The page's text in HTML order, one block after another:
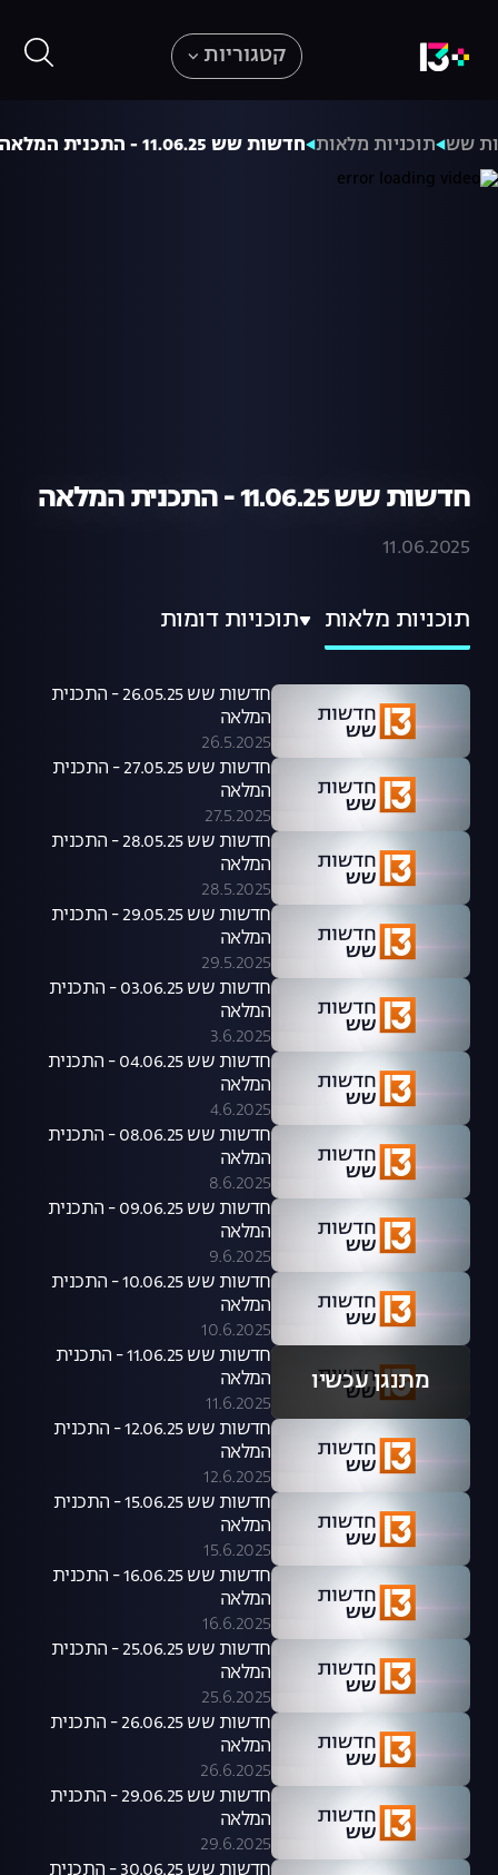
קטגוריות
שש תוכניות מלאות חדשות שש 11.06.25 - התכנית המלאה
חדשות שש 11.06.25 - התכנית המלאה
11.06.2025
תוכניות מלאות תוכניות דומות
חדשות שש 26.05.25 - התכנית
המלאה
26.5.2025
חדשות שש 27.05.25 - התכנית
המלאה
27.5.2025
חדשות שש 28.05.25 - התכנית
המלאה
28.5.2025
חדשות שש 29.05.25 - התכנית
המלאה
29.5.2025
חדשות שש 03.06.25 - התכנית
המלאה
3.6.2025
חדשות שש 04.06.25 - התכנית
המלאה
4.6.2025
חדשות שש 08.06.25 - התכנית
המלאה
8.6.2025
חדשות שש 09.06.25 - התכנית
המלאה
9.6.2025
חדשות שש 10.06.25 - התכנית
המלאה
10.6.2025
מתנגן עכשיו
חדשות שש 11.06.25 - התכנית
המלאה
11.6.2025
חדשות שש 12.06.25 - התכנית
המלאה
12.6.2025
חדשות שש 15.06.25 - התכנית
המלאה
15.6.2025
חדשות שש 16.06.25 - התכנית
המלאה
16.6.2025
חדשות שש 25.06.25 - התכנית
המלאה
25.6.2025
חדשות שש 26.06.25 - התכנית
המלאה
26.6.2025
חדשות שש 29.06.25 - התכנית
המלאה
29.6.2025